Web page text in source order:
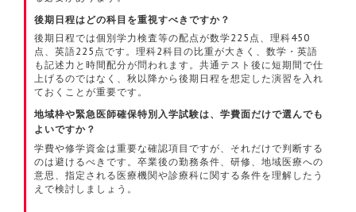
後期日程はどの科目を重視すべきですか？
後期日程では個別学力検査等の配点が数学225点、理科450
点、英語225点です。理科2科目の比重が大きく、数学・英語
も記述力と時間配分が問われます。共通テスト後に短期間で仕
上げるのではなく、秋以降から後期日程を想定した演習を入れ
ておくことが重要です。
地域枠や緊急医師確保特別入学試験は、学費面だけで選んでも
よいですか？
学費や修学資金は重要な確認項目ですが、それだけで判断する
のは避けるべきです。卒業後の勤務条件、研修、地域医療への
意思、指定される医療機関や診療科に関する条件を理解したう
えで検討しましょう。